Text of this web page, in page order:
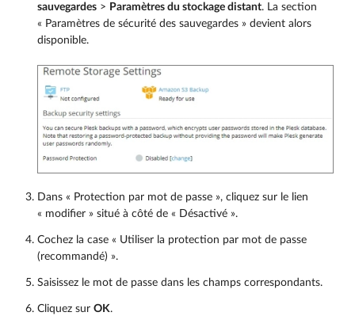
sauvegardes > Paramètres du stockage distant. La section
« Paramètres de sécurité des sauvegardes » devient alors
disponible.
Dans « Protection par mot de passe », cliquez sur le lien
« modifier » situé à côté de « Désactivé ».
Cochez la case « Utiliser la protection par mot de passe
(recommandé) ».
Saisissez le mot de passe dans les champs correspondants.
Cliquez sur OK.